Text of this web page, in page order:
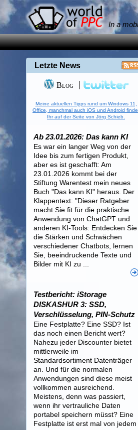
In a
Letzte News
Blog
Meine aktuellen Tipps rund um Windows 11,
Office, manchmal auch iOS und Android
Ihr auf der Seite von Jörg Schieb.
Ab 23.01.2026: Das kann KI
Es war ein langer Weg von der
Idee bis zum fertigen Produkt,
aber es ist geschafft: Am
23.01.2026 kommt bei der
Stiftung Warentest mein neues
Buch "Das kann KI" heraus. Der
Klappentext: "Dieser Ratgeber
macht Sie fit für die praktische
Anwendung von ChatGPT und
anderen KI-Tools: Entdecken Sie
die Stärken und Schwächen
verschiedener Chatbots, lernen
Sie, beeindruckende Texte und
Bilder mit KI zu ...
Testbericht: iStorage
DISKASHUR 3: SSD,
Verschlüsselung, PIN-Schutz
Eine Festplatte? Eine SSD? Ist
das noch einen Bericht wert?
Nahezu jeder Discounter bietet
mittlerweile im
Standardsortiment Datenträger
an. Und für die normalen
Anwendungen sind diese meist
vollkommen ausreichend.
Meistens, denn was passiert,
wenn ihr vertrauliche Daten
portabel speichern müsst? Eine
Festplatte ist erst mal von jedem